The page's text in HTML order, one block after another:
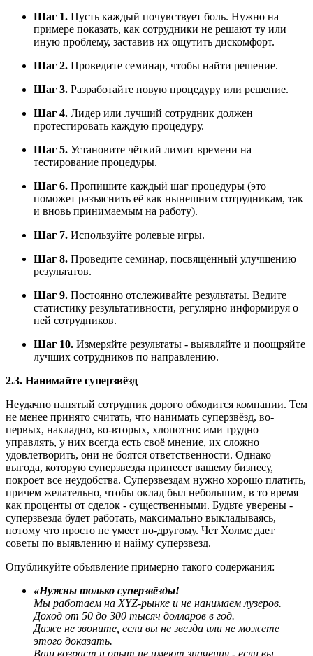
Шаг 1. Пусть каждый почувствует боль. Нужно на
примере показать, как сотрудники не решают ту или
иную проблему, заставив их ощутить дискомфорт.
Шаг 2. Проведите семинар, чтобы найти решение.
Шаг 3. Разработайте новую процедуру или решение.
Шаг 4. Лидер или лучший сотрудник должен
протестировать каждую процедуру.
Шаг 5. Установите чёткий лимит времени на
тестирование процедуры.
Шаг 6. Пропишите каждый шаг процедуры (это
поможет разъяснить её как нынешним сотрудникам, так
и вновь принимаемым на работу).
Шаг 7. Используйте ролевые игры.
Шаг 8. Проведите семинар, посвящённый улучшению
результатов.
Шаг 9. Постоянно отслеживайте результаты. Ведите
статистику результативности, регулярно информируя о
ней сотрудников.
Шаг 10. Измеряйте результаты - выявляйте и поощряйте
лучших сотрудников по направлению.
2.3. Нанимайте суперзвёзд
Неудачно нанятый сотрудник дорого обходится компании. Тем
не менее принято считать, что нанимать суперзвёзд, во-
первых, накладно, во-вторых, хлопотно: ими трудно
управлять, у них всегда есть своё мнение, их сложно
удовлетворить, они не боятся ответственности. Однако
выгода, которую суперзвезда принесет вашему бизнесу,
покроет все неудобства. Суперзвездам нужно хорошо платить,
причем желательно, чтобы оклад был небольшим, в то время
как проценты от сделок - существенными. Будьте уверены -
суперзвезда будет работать, максимально выкладываясь,
потому что просто не умеет по-другому. Чет Холмс дает
советы по выявлению и найму суперзвезд.
Опубликуйте объявление примерно такого содержания:
«Нужны только суперзвёзды!
Мы работаем на XYZ-рынке и не нанимаем лузеров.
Доход от 50 до 300 тысяч долларов в год.
Даже не звоните, если вы не звезда или не можете
этого доказать.